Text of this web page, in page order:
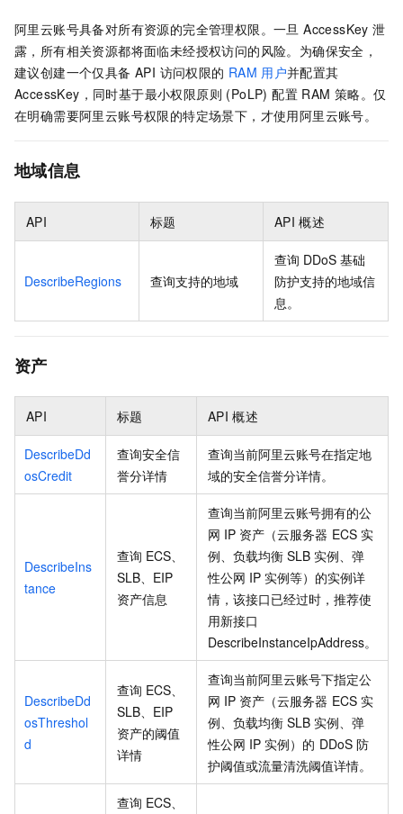
阿里云账号具备对所有资源的完全管理权限。一旦 AccessKey 泄
露，所有相关资源都将面临未经授权访问的风险。为确保安全，
建议创建一个仅具备 API 访问权限的 RAM 用户并配置其
AccessKey，同时基于最小权限原则 (PoLP) 配置 RAM 策略。仅
在明确需要阿里云账号权限的特定场景下，才使用阿里云账号。
地域信息
API 标题 API 概述
DescribeRegions 查询支持的地域
查询 DDoS 基础
防护支持的地域信
息。
资产
API 标题 API 概述
DescribeDd
osCredit
查询安全信
誉分详情
查询当前阿里云账号在指定地
域的安全信誉分详情。
DescribeIns
tance
查询 ECS、
SLB、EIP
资产信息
查询当前阿里云账号拥有的公
网 IP 资产（云服务器 ECS 实
例、负载均衡 SLB 实例、弹
性公网 IP 实例等）的实例详
情，该接口已经过时，推荐使
用新接口
DescribeInstanceIpAddress。
DescribeDd
osThreshol
d
查询 ECS、
SLB、EIP
资产的阈值
详情
查询当前阿里云账号下指定公
网 IP 资产（云服务器 ECS 实
例、负载均衡 SLB 实例、弹
性公网 IP 实例）的 DDoS 防
护阈值或流量清洗阈值详情。
查询 ECS、